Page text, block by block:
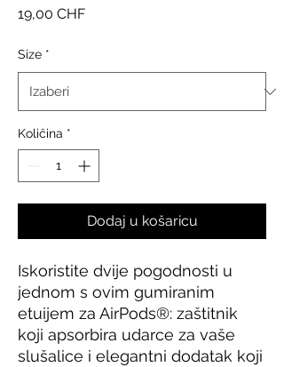
19,00 CHFCijena
Size *
Količina *
Dodaj u košaricu
Iskoristite dvije pogodnosti u
jednom s ovim gumiranim
etuijem za AirPods®: zaštitnik
koji apsorbira udarce za vaše
slušalice i elegantni dodatak koji